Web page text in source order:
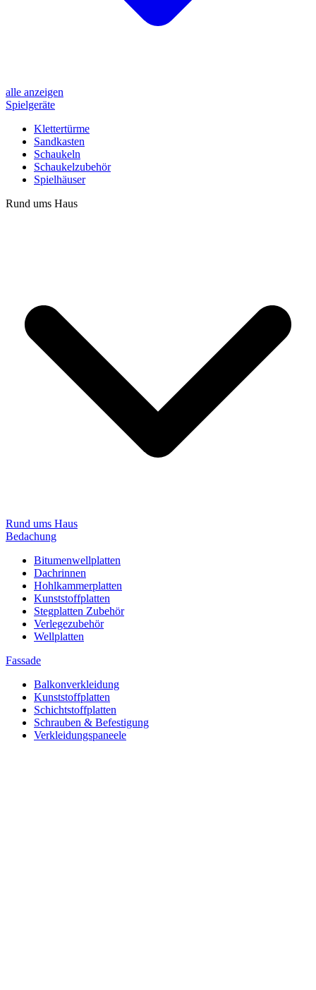
alle anzeigen
Spielgeräte
Klettertürme
Sandkasten
Schaukeln
Schaukelzubehör
Spielhäuser
Rund ums Haus
Rund ums Haus
Bedachung
Bitumenwellplatten
Dachrinnen
Hohlkammerplatten
Kunststoffplatten
Stegplatten Zubehör
Verlegezubehör
Wellplatten
Fassade
Balkonverkleidung
Kunststoffplatten
Schichtstoffplatten
Schrauben & Befestigung
Verkleidungspaneele